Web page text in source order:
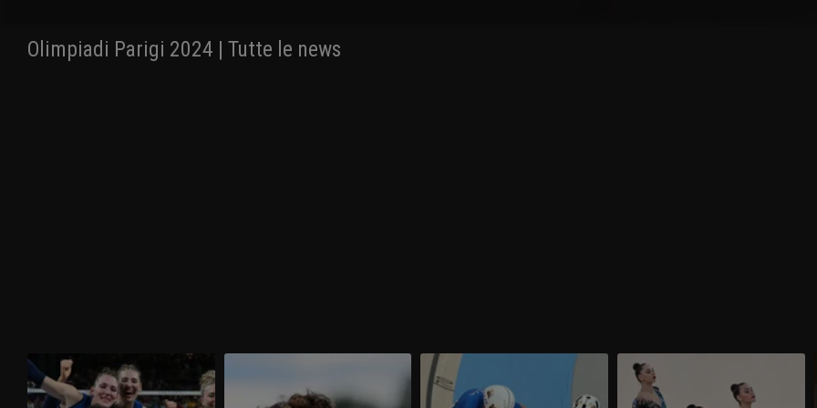
Olimpiadi Parigi 2024 | Tutte le news
Olimpiadi Parigi 2024 | Italvolley
femminile da sogno: è medaglia
d'oro! USA sconfitti 3-0
Strepitose e tutte d'oro! Le Azzurre
Con un finale fantastico nella laser run,
Olimpiadi Parigi 2024 | Ciclismo
su pista, Viviani e Consonni si
prendono l'argento nella Madison!
Dopo lo strepitoso oro nella gara
Olimpiadi Parigi 2024 | Ginnastica
ritmica, Farfalle da sogno: bronzo
bis dopo Tokyo!
Alessia Maurelli, Martina Centofanti,